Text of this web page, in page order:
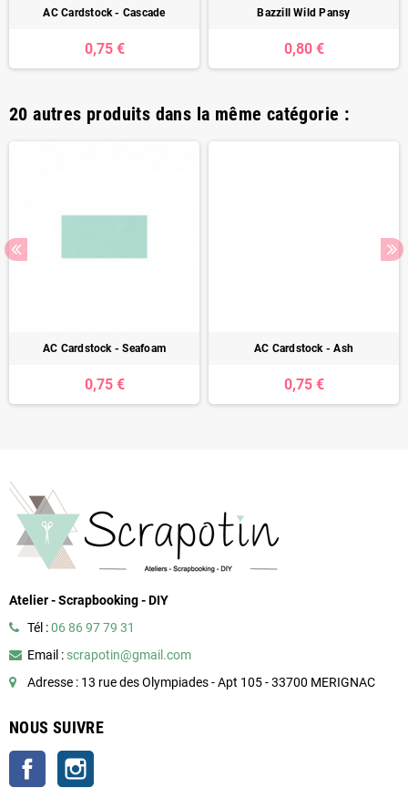
AC Cardstock - Cascade
0,75 €
Bazzill Wild Pansy
0,80 €
20 autres produits dans la même catégorie :
AC Cardstock - Seafoam
0,75 €
AC Cardstock - Ash
0,75 €
Atelier - Scrapbooking - DIY
Tél :06 86 97 79 31
Email : scrapotin@gmail.com
Adresse : 13 rue des Olympiades - Apt 105 - 33700 MERIGNAC
NOUS SUIVRE
Facebook